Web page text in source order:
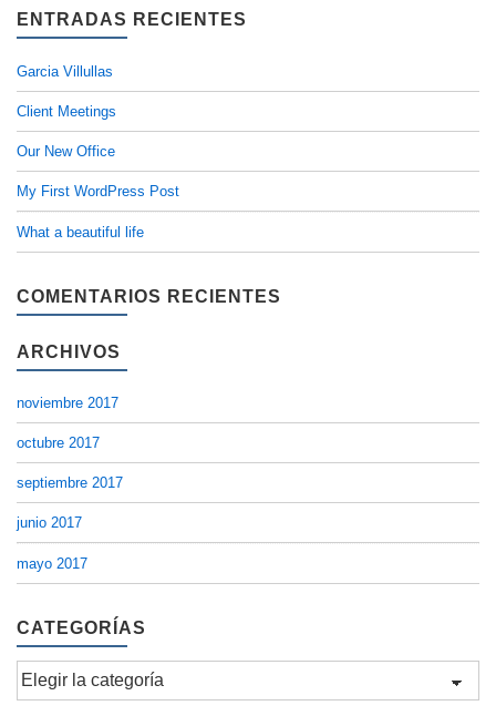
ENTRADAS RECIENTES
Garcia Villullas
Client Meetings
Our New Office
My First WordPress Post
What a beautiful life
COMENTARIOS RECIENTES
ARCHIVOS
noviembre 2017
octubre 2017
septiembre 2017
junio 2017
mayo 2017
CATEGORÍAS
Categorías